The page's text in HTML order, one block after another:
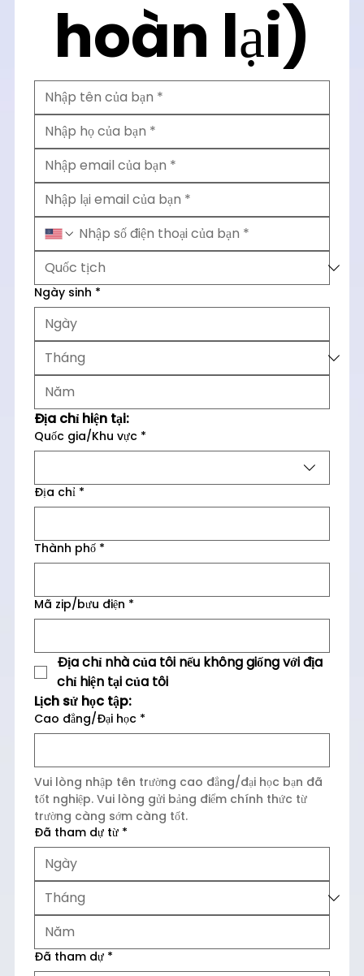
hoàn lại)
Ngày sinh *
Địa chỉ hiện tại:
Địa chỉ nhiều dòng
Quốc gia/Khu vực *
Địa chỉ *
Thành phố *
Mã zip/bưu điện *
Địa chỉ nhà của tôi nếu không giống với địa
chỉ hiện tại của tôi
Lịch sử học tập:
Cao đẳng/Đại học *
Vui lòng nhập tên trường cao đẳng/đại học bạn đã
tốt nghiệp. Vui lòng gửi bảng điểm chính thức từ
trường càng sớm càng tốt.
Đã tham dự từ *
Đã tham dự *